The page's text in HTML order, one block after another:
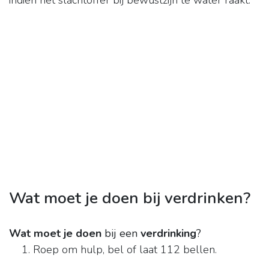
Wat moet je doen bij verdrinken?
Wat moet je doen bij een verdrinking?
Roep om hulp, bel of laat 112 bellen.